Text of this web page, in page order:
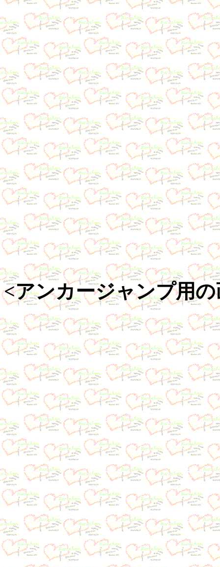
<アンカージャンプ用